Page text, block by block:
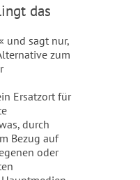
das
und sagt nur,
zum
Ersatzort für
durch
Bezug auf
oder